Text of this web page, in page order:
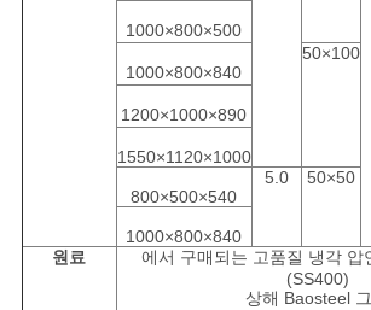
PRIVACY1000×800×500
1000×800×840
50×100
1200×1000×890
1550×1120×1000
800×500×540
5.0 50×50
1000×800×840
원료
에서 구매되는 고품질 냉각 압
(SS400)
상해 Baosteel